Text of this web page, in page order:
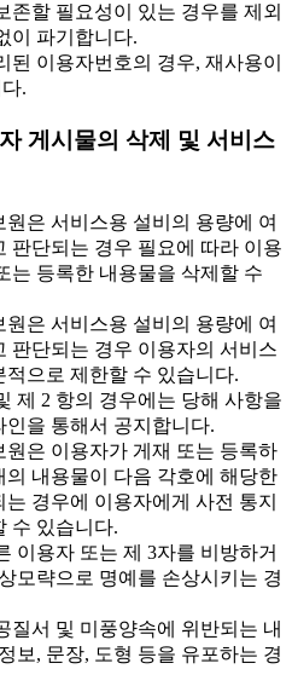
존할 필요성이 있는 경우를 제외
이 파기합니다.
이용자번호의 경우, 재사용이
.
게시물의 삭제 및 서비스
은 서비스용 설비의 용량에 여
판단되는 경우 필요에 따라 이용
는 등록한 내용물을 삭제할 수
은 서비스용 설비의 용량에 여
판단되는 경우 이용자의 서비스
적으로 제한할 수 있습니다.
제 2 항의 경우에는 당해 사항을
인을 통해서 공지합니다.
은 이용자가 게재 또는 등록하
의 내용물이 다음 각호에 해당한
는 경우에 이용자에게 사전 통지
수 있습니다.
이용자 또는 제 3자를 비방하거
모략으로 명예를 손상시키는 경
질서 및 미풍양속에 위반되는 내
보, 문장, 도형 등을 유포하는 경